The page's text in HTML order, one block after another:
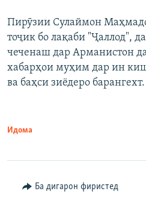
Auto 240p
720p
Пирӯзии Сулаймон
тоҷик бо лақаби "Ҷаллод",
чеченаш дар Арманистон
хабарҳои муҳим дар ин
ва баҳси зиёдеро барангехт.
Идома
Ба дигарон фиристед